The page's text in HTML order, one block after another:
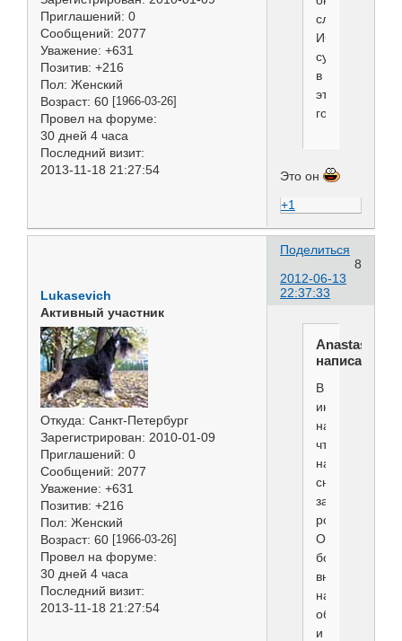
Приглашений: 0
Сообщений: 2077
Уважение: +631
Позитив: +216
Пол: Женский
Возраст: 60 [1966-03-26]
Провел на форуме:
30 дней 4 часа
Последний визит:
2013-11-18 21:27:54
случайно
ИСПУ
судит
в
этом
году?
Это он
+1
Поделиться
8
2012-06-13
22:37:33
Lukasevich
Активный участник
Откуда: Санкт-Петербург
Зарегистрирован: 2010-01-09
Приглашений: 0
Сообщений: 2077
Уважение: +631
Позитив: +216
Пол: Женский
Возраст: 60 [1966-03-26]
Провел на форуме:
30 дней 4 часа
Последний визит:
2013-11-18 21:27:54
Anastasia
написал(а):
В
интернете
написано,
что
наоборот
снимает
за
рост.
Обращает
большое
внимание
на
объем
и